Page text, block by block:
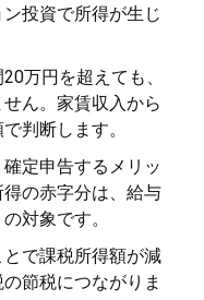
投資で所得が生じ
万円を超えても、
ん。家賃収入から
判断します。
定申告するメリッ
の赤字分は、給与
対象です。
で課税所得額が減
節税につながりま